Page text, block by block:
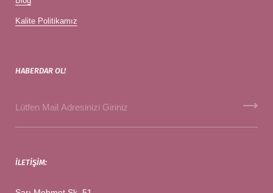
Kalite Politikamız
HABERDAR OL!
İLETIŞIM: